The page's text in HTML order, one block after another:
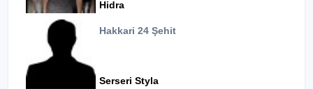
Hidra
Hakkari 24 Şehit
Serseri Styla